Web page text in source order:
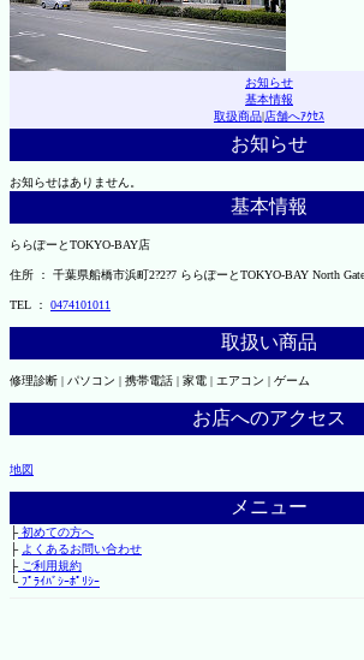
お知らせ
基本情報
取扱商品|店舗へｱｸｾｽ
お知らせ
お知らせはありません。
基本情報
ららぽーとTOKYO-BAY店
住所 ： 千葉県船橋市浜町2?2?7 ららぽーとTOKYO-BAY North
TEL ： 0474101011
取扱い商品
修理診断 | パソコン | 携帯電話 | 家電 | エアコン | ゲーム
お店へのアクセス
地図
メニュー
├初めての方へ
├ よくあるお問い合わせ
├ご利用規約
└ﾌﾟﾗｲﾊﾞｼｰﾎﾟﾘｼｰ